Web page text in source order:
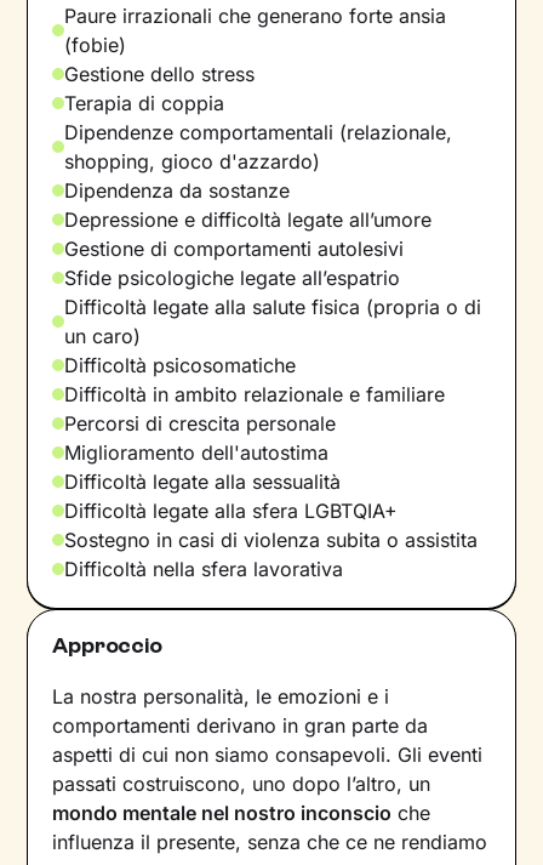
Paure irrazionali che generano forte ansia
(fobie)
Gestione dello stress
Terapia di coppia
Dipendenze comportamentali (relazionale,
shopping, gioco d'azzardo)
Dipendenza da sostanze
Depressione e difficoltà legate all’umore
Gestione di comportamenti autolesivi
Sfide psicologiche legate all’espatrio
Difficoltà legate alla salute fisica (propria o di
un caro)
Difficoltà psicosomatiche
Difficoltà in ambito relazionale e familiare
Percorsi di crescita personale
Miglioramento dell'autostima
Difficoltà legate alla sessualità
Difficoltà legate alla sfera LGBTQIA+
Sostegno in casi di violenza subita o assistita
Difficoltà nella sfera lavorativa
Approccio
La nostra personalità, le emozioni e i
comportamenti derivano in gran parte da
aspetti di cui non siamo consapevoli. Gli eventi
passati costruiscono, uno dopo l’altro, un
mondo mentale nel nostro inconscio che
influenza il presente, senza che ce ne rendiamo